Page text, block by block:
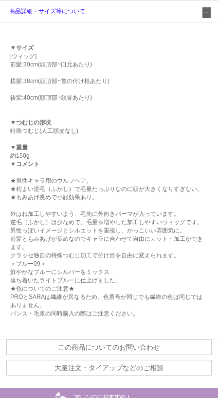
商品詳細・サイズ等について
▼サイズ
[ウィッグ]
前髪:30cm(頭頂部~口元あたり)
横髪:38cm(頭頂部~首の付け根あたり)
後髪:40cm(頭頂部~鎖骨あたり)
▼つむじの形状
特殊つむじ(人工頭皮なし)
▼重量
約150g
▼コメント
★男性キャラ用のウルフヘア。
★程よい逆毛（ふかし）で毛量たっぷりなのに頭が大きくなりすぎない。
★もみあげ長めで小顔効果あり。
外はね加工しやすいよう、毛先に外向きパーマが入っています。
逆毛（ふかし）は少なめで、毛量を増やした加工しやすいウィッグです。
男性っぽいイメージとシルエットを重視し、かっこいい雰囲気に。
前髪ともみあげが長めなのでキャラに合わせて自由にカット・加工ができ
ます。
クラッセ独自の特殊つむじ加工で分け目を自由に変えられます。
＜ブルー09＞
鮮やかなブルーにシルバーをミックス
落ち着いたライトブルーに仕上げました。
★色についてのご注意★
PROとSARAは繊維が異なるため、色番号が同じでも繊維の色は同じでは
ありません。
バンス・毛束の同時購入の際はご注意ください。
この商品についてのお問い合わせ
大量注文・タイアップなどのご相談